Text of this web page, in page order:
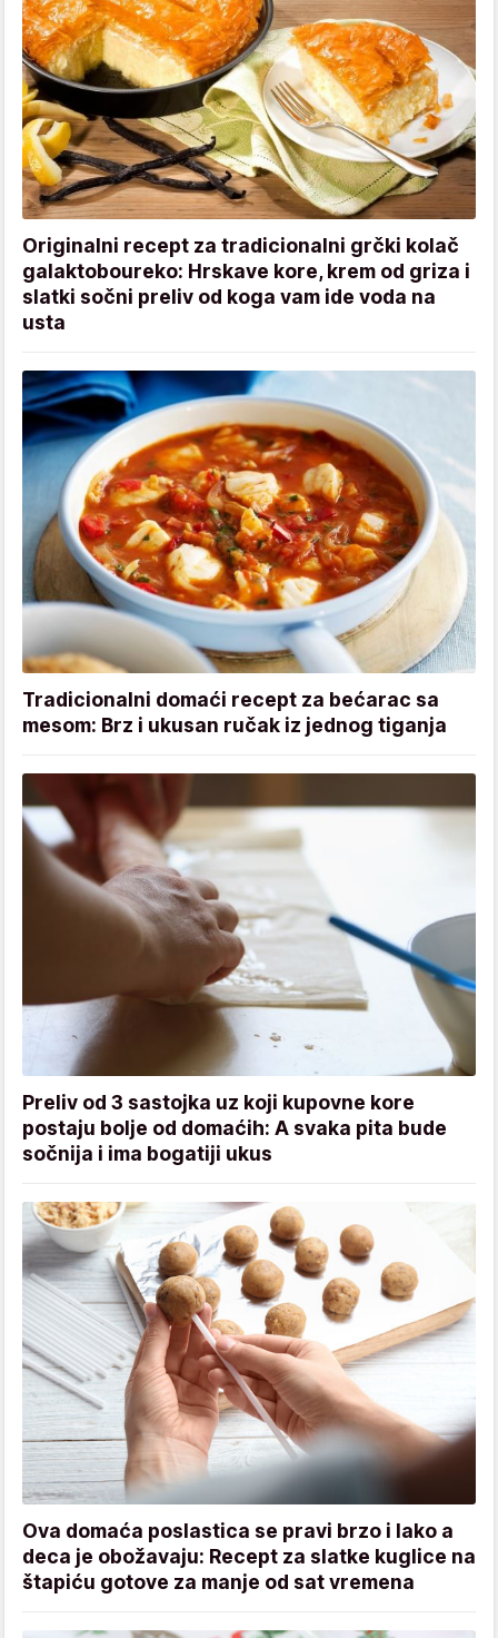
Originalni recept za tradicionalni grčki kolač
galaktoboureko: Hrskave kore, krem od griza i
slatki sočni preliv od koga vam ide voda na
usta
Tradicionalni domaći recept za bećarac sa
mesom: Brz i ukusan ručak iz jednog tiganja
Preliv od 3 sastojka uz koji kupovne kore
postaju bolje od domaćih: A svaka pita bude
sočnija i ima bogatiji ukus
Ova domaća poslastica se pravi brzo i lako a
deca je obožavaju: Recept za slatke kuglice na
štapiću gotove za manje od sat vremena